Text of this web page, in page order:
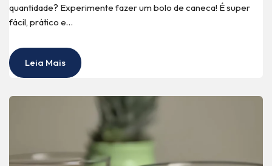
quantidade? Experimente fazer um bolo de caneca! É super
fácil, prático e…
Leia Mais